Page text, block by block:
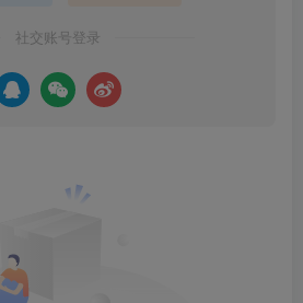
社交账号登录